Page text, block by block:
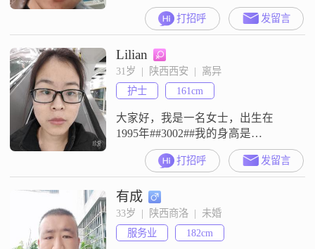
##3002##我的学历是硕士，月收入
目前在3000元以下##3002##性格方
面我比较稳重可靠，平时做事理性
冷静，习惯随遇而安，挺享受慢节
奏的生活状态，也喜欢有自己的独
处时光##3002##闲暇时候我常做的
事是美食探店，也喜欢研究创业相
关的内容##300
打招呼 发留言
Lilian
31岁  |  陕西西安  |  离异
护士
161cm
大家好，我是一名女士，出生在
1995年##3002##我的身高是
161cm##3002##目前我的月收入在
3001到5000元这个区间##3002##我
的工作地点在西安##3002##我的学
历是大学本科##3002##我是一个独
立自信的人，同时也很善解人意
##3002##在生活中，我比较注重平
衡工作与生活，不会把自己逼
打招呼 发留言
有成
33岁  |  陕西商洛  |  未婚
服务业
182cm